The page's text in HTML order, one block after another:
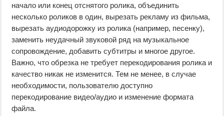
начало или конец отснятого ролика, объединить
несколько роликов в один, вырезать рекламу из фильма,
вырезать аудиодорожку из ролика (например, песенку),
заменить неудачный звуковой ряд на музыкальное
сопровождение, добавить субтитры и многое другое.
Важно, что обрезка не требует перекодирования ролика и
качество никак не изменится. Тем не менее, в случае
необходимости, пользователю доступно
перекодирование видео/аудио и изменение формата
файла.